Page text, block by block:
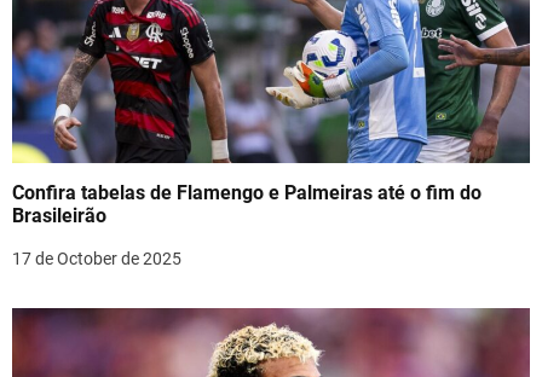
Confira tabelas de Flamengo e Palmeiras até o fim do
Brasileirão
17 de October de 2025